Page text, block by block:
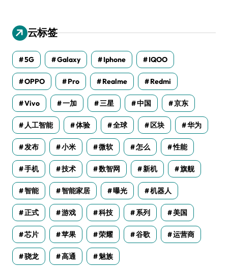
云标签
5G Galaxy Iphone IQOO
OPPO Pro Realme Redmi
Vivo 一加 三星 中国 京东
人工智能 体验 全球 区块 华为
发布 小米 微软 怎么 性能
手机 技术 数智网 新机 旗舰
智能 智能家居 曝光 机器人
正式 游戏 科技 系列 美国
芯片 苹果 荣耀 谷歌 运营商
骁龙 高通 魅族